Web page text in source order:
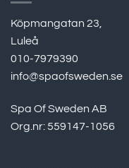
Köpmangatan 23,
Luleå
010-7979390
info@spaofsweden.se
Spa Of Sweden AB
Org.nr: 559147-1056